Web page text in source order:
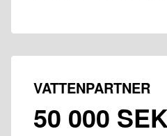
VATTENPARTNER
50 000